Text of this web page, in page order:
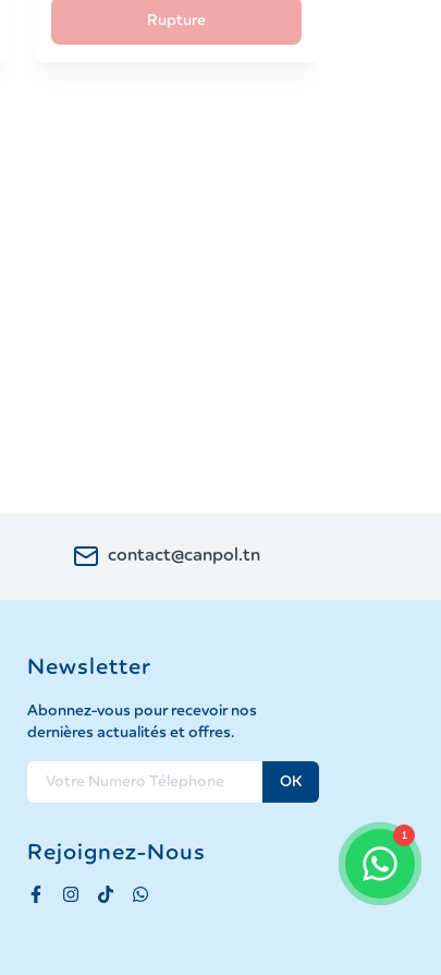
1
Rupture
contact@canpol.tn
Newsletter
Abonnez-vous pour recevoir nos
dernières actualités et offres.
OK
Rejoignez-Nous